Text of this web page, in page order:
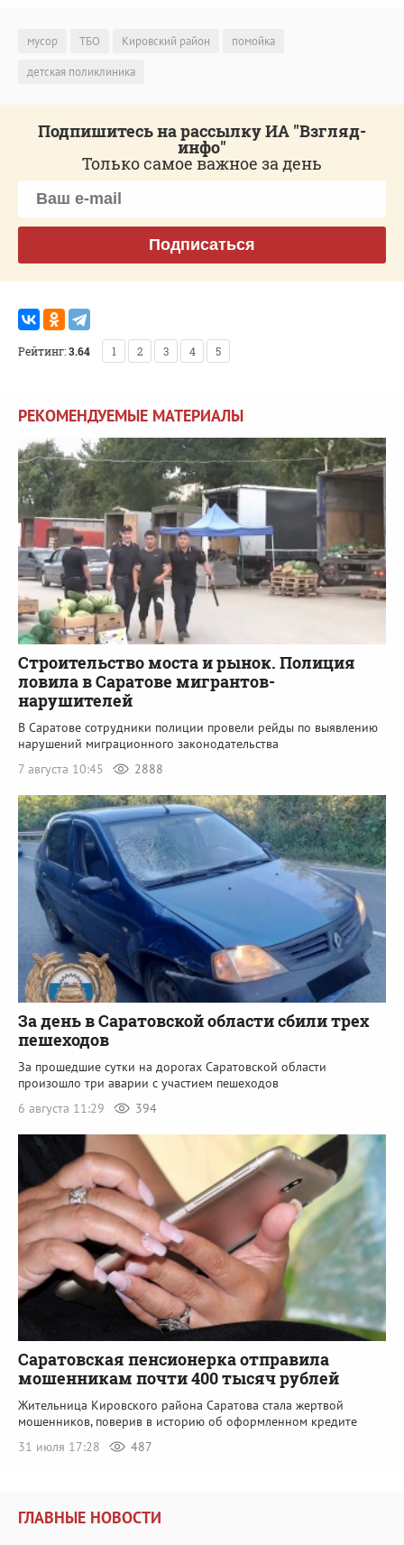
мусор ТБО Кировский район
помойка
детская поликлиника
Подпишитесь на рассылку ИА "Взгляд-
инфо"
Только самое важное за день
Подписаться
Рейтинг:3.64 1 2 3 4 5
РЕКОМЕНДУЕМЫЕ МАТЕРИАЛЫ
Строительство моста и рынок. Полиция
ловила в Саратове мигрантов-
нарушителей
В Саратове сотрудники полиции провели рейды по выявлению
нарушений миграционного законодательства
7 августа 10:45
2888
За день в Саратовской области сбили трех
пешеходов
За прошедшие сутки на дорогах Саратовской области
произошло три аварии с участием пешеходов
6 августа 11:29
394
Саратовская пенсионерка отправила
мошенникам почти 400 тысяч рублей
Жительница Кировского района Саратова стала жертвой
мошенников, поверив в историю об оформленном кредите
31 июля 17:28
487
ГЛАВНЫЕ НОВОСТИ